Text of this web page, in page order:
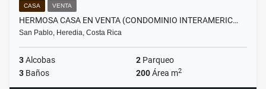
CASA VENTA
HERMOSA CASA EN VENTA (CONDOMINIO INTERAMERIC…
San Pablo, Heredia, Costa Rica
3Alcobas 2 Parqueo
3 Baños 200Área m2